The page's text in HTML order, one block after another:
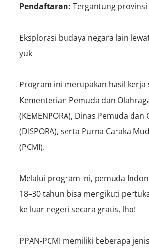
Pendaftaran: Tergantung provinsi
Eksplorasi budaya negara lain
yuk!
Program ini merupakan hasil kerja
Kementerian Pemuda dan
(KEMENPORA), Dinas Pemuda dan
(DISPORA), serta Purna Caraka
(PCMI).
Melalui program ini, pemuda
18–30 tahun bisa mengikuti
ke luar negeri secara gratis, lho!
PPAN-PCMI memiliki beberapa